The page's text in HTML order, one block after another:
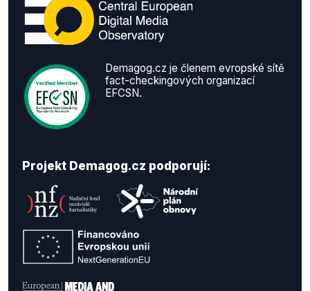
Demagog.cz je členem evropské sítě
fact-checkingových organizací
EFCSN.
Projekt Demagog.cz podporují: